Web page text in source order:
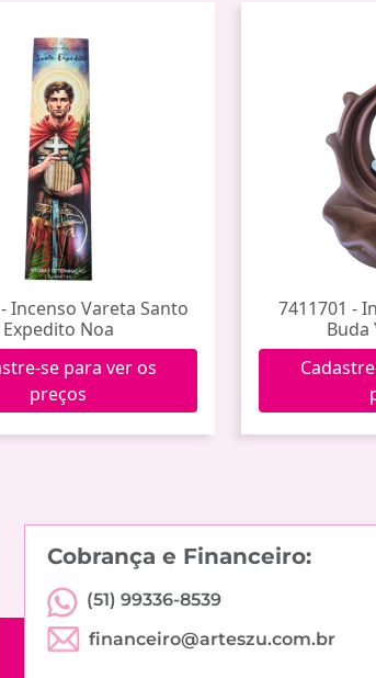
Incenso Vareta Santo
Expedito Noa
se para ver os
preços
7411701 -
Buda
Cobrança e Financeiro:
(51) 99336-8539
financeiro@arteszu.com.br